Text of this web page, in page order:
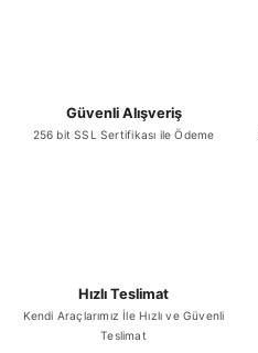
Flene Donuk Mozarella Küp 2 Kg
Stokta Yok
Güvenli Alışveriş
256 bit SSL Sertifikası ile Ödeme
Hızlı Teslimat
Kendi Araçlarımız İle Hızlı ve Güvenli
Teslimat